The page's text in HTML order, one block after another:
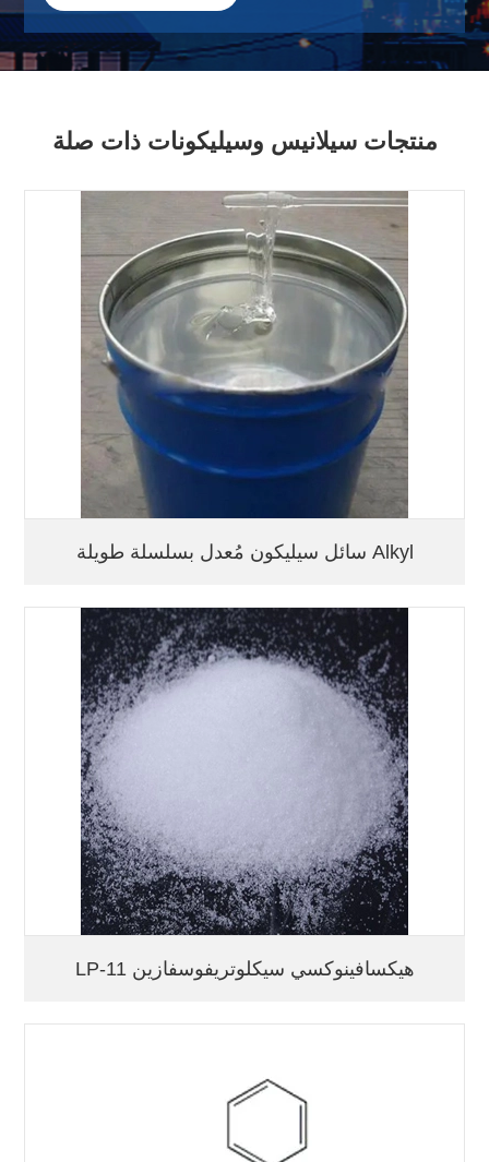
منتجات سيلانيس وسيليكونات ذات صلة
سائل سيليكون مُعدل بسلسلة طويلة Alkyl
LP-11 هيكسافينوكسي سيكلوتريفوسفازين